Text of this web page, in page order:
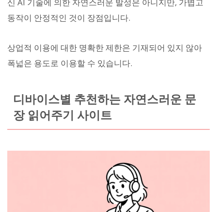
동작이 안정적인 것이 장점입니다.
상업적 이용에 대한 명확한 제한은 기재되어 있지 않아
폭넓은 용도로 이용할 수 있습니다.
디바이스별 추천하는 자연스러운 문
장 읽어주기 사이트